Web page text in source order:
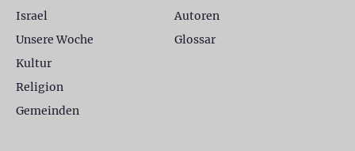
Israel
Unsere Woche
Kultur
Religion
Gemeinden
Autoren
Glossar